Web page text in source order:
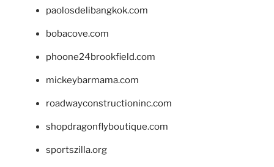
paolosdelibangkok.com
bobacove.com
phoone24brookfield.com
mickeybarmama.com
roadwayconstructioninc.com
shopdragonflyboutique.com
sportszilla.org